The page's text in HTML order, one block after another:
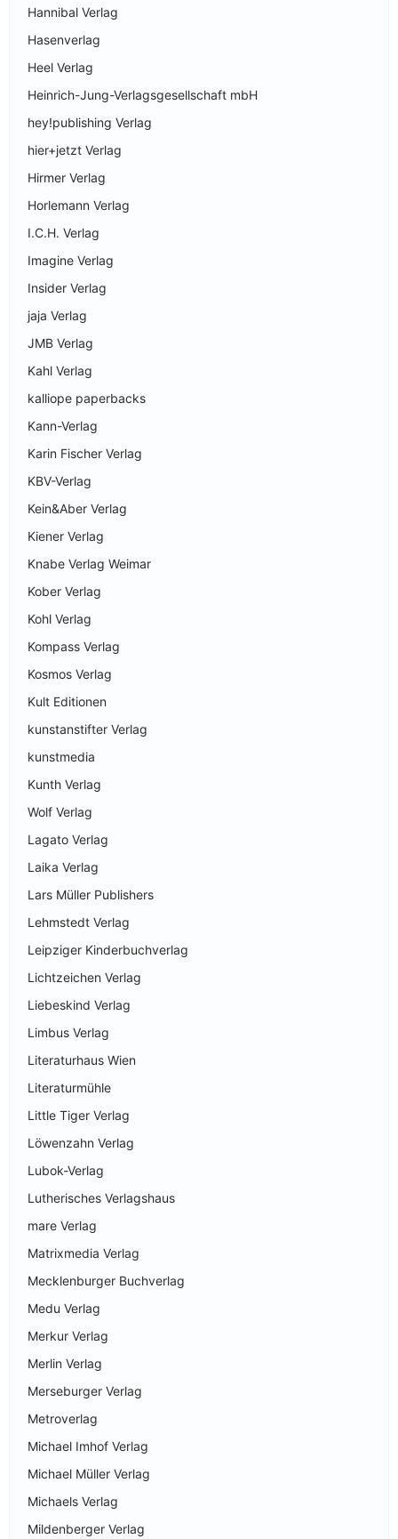
Hannibal Verlag
Hasenverlag
Heel Verlag
Heinrich-Jung-Verlagsgesellschaft mbH
hey!publishing Verlag
hier+jetzt Verlag
Hirmer Verlag
Horlemann Verlag
I.C.H. Verlag
Imagine Verlag
Insider Verlag
jaja Verlag
JMB Verlag
Kahl Verlag
kalliope paperbacks
Kann-Verlag
Karin Fischer Verlag
KBV-Verlag
Kein&Aber Verlag
Kiener Verlag
Knabe Verlag Weimar
Kober Verlag
Kohl Verlag
Kompass Verlag
Kosmos Verlag
Kult Editionen
kunstanstifter Verlag
kunstmedia
Kunth Verlag
Wolf Verlag
Lagato Verlag
Laika Verlag
Lars Müller Publishers
Lehmstedt Verlag
Leipziger Kinderbuchverlag
Lichtzeichen Verlag
Liebeskind Verlag
Limbus Verlag
Literaturhaus Wien
Literaturmühle
Little Tiger Verlag
Löwenzahn Verlag
Lubok-Verlag
Lutherisches Verlagshaus
mare Verlag
Matrixmedia Verlag
Mecklenburger Buchverlag
Medu Verlag
Merkur Verlag
Merlin Verlag
Merseburger Verlag
Metroverlag
Michael Imhof Verlag
Michael Müller Verlag
Michaels Verlag
Mildenberger Verlag